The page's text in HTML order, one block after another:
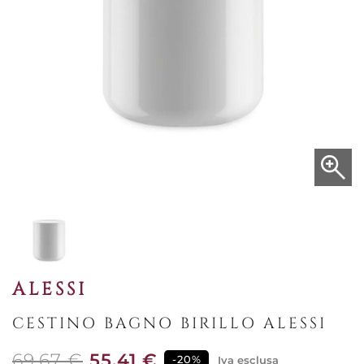
ALESSI
CESTINO BAGNO BIRILLO ALESSI
-20% Iva esclusa